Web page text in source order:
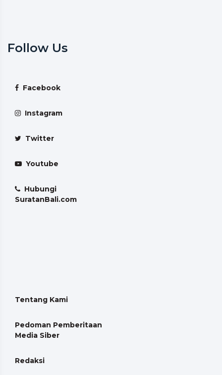
Follow Us
Facebook
Instagram
Twitter
Youtube
Hubungi
SuratanBali.com
Tentang Kami
Pedoman Pemberitaan
Media Siber
Redaksi